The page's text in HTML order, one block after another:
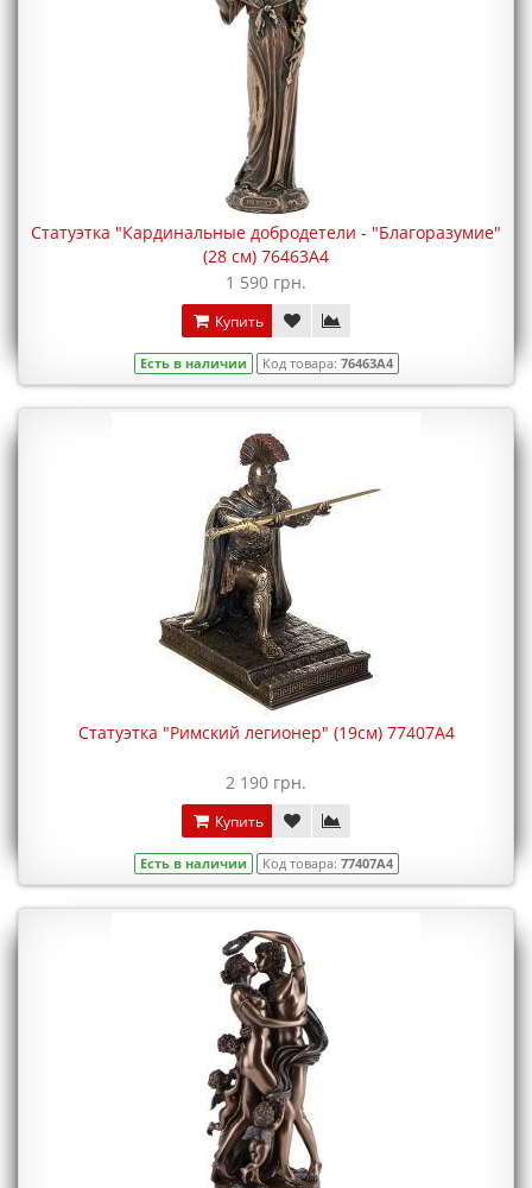
Статуэтка "Кардинальные добродетели - "Благоразумие"
(28 см) 76463A4
1 590 грн.
Купить
Есть в наличии Код товара: 76463A4
Статуэтка "Римский легионер" (19см) 77407A4
2 190 грн.
Купить
Есть в наличии Код товара: 77407A4